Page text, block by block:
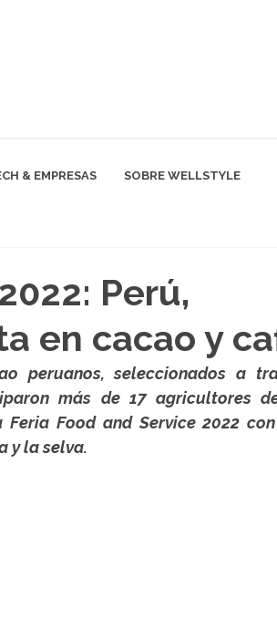
& EMPRESAS SOBRE WELLSTYLE
Perú,
en cacao y
peruanos, seleccionados a
más de 17 agricultores
y la selva.